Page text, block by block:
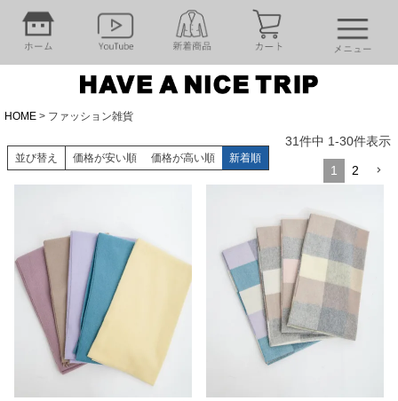
HOME ファッション雑貨
並び替え 価格が安い順 価格が高い順 新着順
31件中 1-30件表示
1 2